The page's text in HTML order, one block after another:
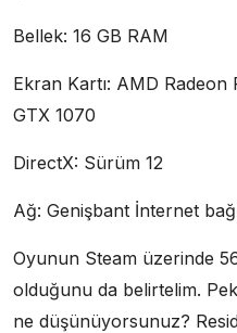
Bellek: 16 GB RAM
Ekran Kartı: AMD
GTX 1070
DirectX: Sürüm 12
Ağ: Genişbant İnternet
Oyunun Steam üzerinde
olduğunu da belirtelim.
ne düşünüyorsunuz?